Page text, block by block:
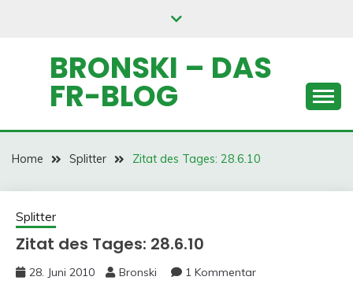
BRONSKI – DAS
FR-BLOG
Home Splitter Zitat des Tages: 28.6.10
Splitter
Zitat des Tages: 28.6.10
28. Juni 2010 Bronski 1 Kommentar